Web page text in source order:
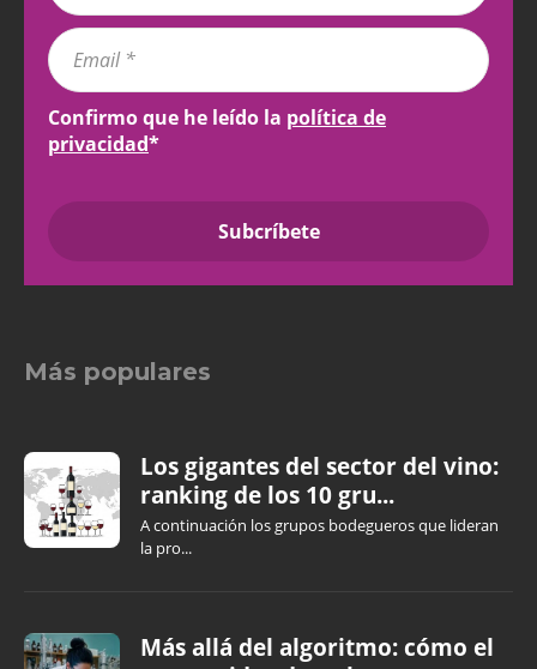
Confirmo que he leído la política de
privacidad*
Más populares
Los gigantes del sector del vino:
ranking de los 10 gru...
A continuación los grupos bodegueros que lideran
la pro...
Más allá del algoritmo: cómo el